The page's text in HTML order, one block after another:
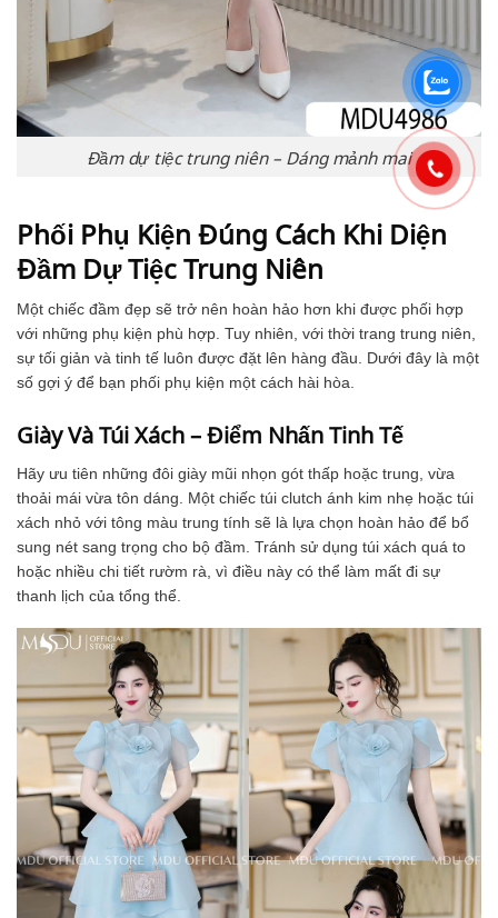
Đầm dự tiệc trung niên – Dáng mảnh mai
Phối Phụ Kiện Đúng Cách Khi Diện
Đầm Dự Tiệc Trung Niên
Một chiếc đầm đẹp sẽ trở nên hoàn hảo hơn khi được phối hợp
với những phụ kiện phù hợp. Tuy nhiên, với thời trang trung niên,
sự tối giản và tinh tế luôn được đặt lên hàng đầu. Dưới đây là một
số gợi ý để bạn phối phụ kiện một cách hài hòa.
Giày Và Túi Xách – Điểm Nhấn Tinh Tế
Hãy ưu tiên những đôi giày mũi nhọn gót thấp hoặc trung, vừa
thoải mái vừa tôn dáng. Một chiếc túi clutch ánh kim nhẹ hoặc túi
xách nhỏ với tông màu trung tính sẽ là lựa chọn hoàn hảo để bổ
sung nét sang trọng cho bộ đầm. Tránh sử dụng túi xách quá to
hoặc nhiều chi tiết rườm rà, vì điều này có thể làm mất đi sự
thanh lịch của tổng thể.